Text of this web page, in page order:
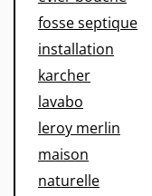
fosse septique
installation
karcher
lavabo
leroy merlin
maison
naturelle